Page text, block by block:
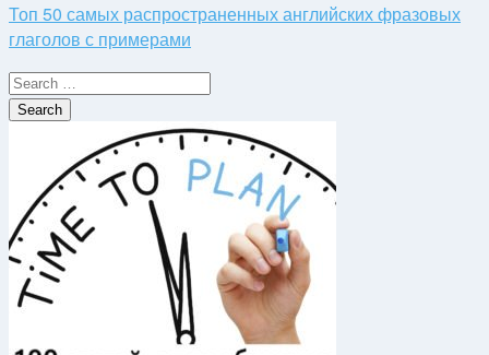
Топ 50 самых распространенных английских фразовых
глаголов с примерами
Search
for: